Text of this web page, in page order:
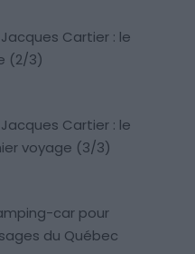
Cartier : le
(2/3)
Cartier : le
voyage (3/3)
car pour
du Québec